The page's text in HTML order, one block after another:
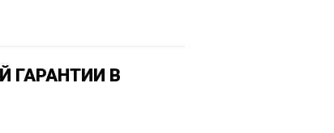
ГАРАНТИИ В